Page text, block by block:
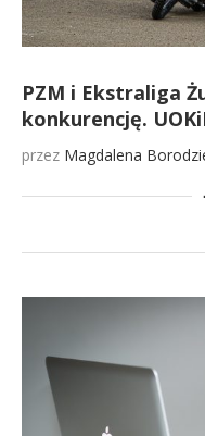
PZM i Ekstraliga
konkurencję.
przez Magdalena